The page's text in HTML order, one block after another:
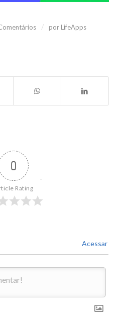
/ por LifeApps
0
Rating
Acessar